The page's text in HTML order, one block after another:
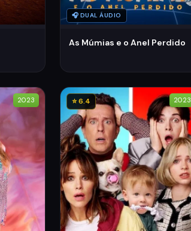
🎧 DUAL ÁUDIO
As Múmias e o Anel Perdido
2023 ⭐ 6.4 2023